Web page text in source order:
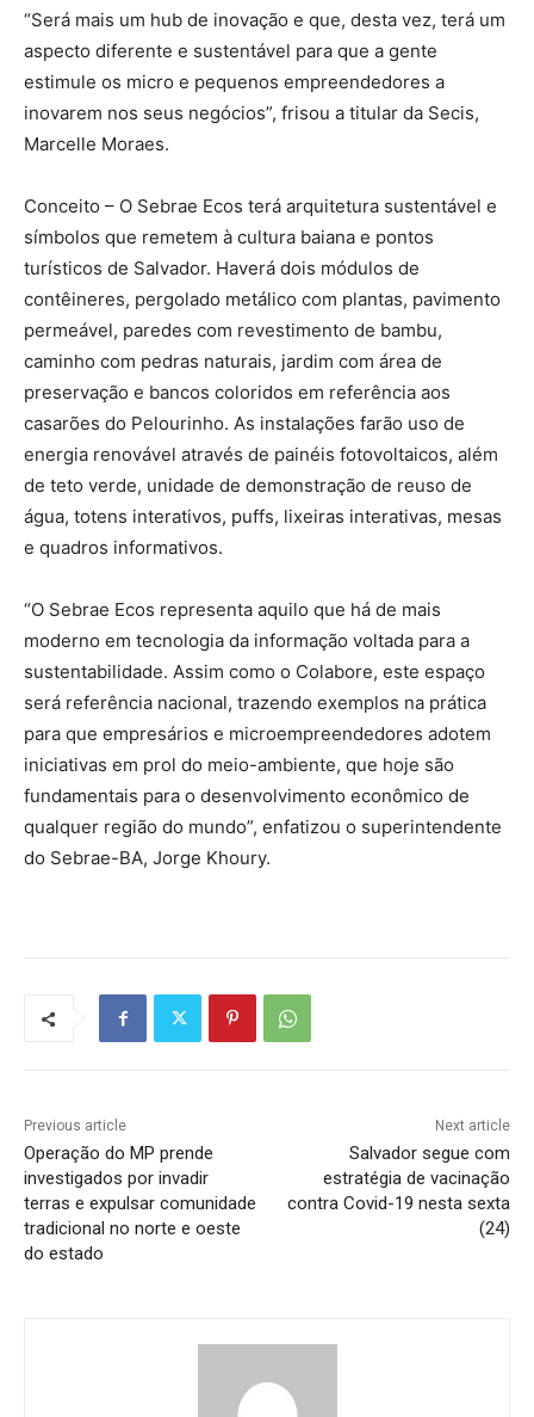
“Será mais um hub de inovação e que, desta vez, terá um
aspecto diferente e sustentável para que a gente
estimule os micro e pequenos empreendedores a
inovarem nos seus negócios”, frisou a titular da Secis,
Marcelle Moraes.
Conceito – O Sebrae Ecos terá arquitetura sustentável e
símbolos que remetem à cultura baiana e pontos
turísticos de Salvador. Haverá dois módulos de
contêineres, pergolado metálico com plantas, pavimento
permeável, paredes com revestimento de bambu,
caminho com pedras naturais, jardim com área de
preservação e bancos coloridos em referência aos
casarões do Pelourinho. As instalações farão uso de
energia renovável através de painéis fotovoltaicos, além
de teto verde, unidade de demonstração de reuso de
água, totens interativos, puffs, lixeiras interativas, mesas
e quadros informativos.
“O Sebrae Ecos representa aquilo que há de mais
moderno em tecnologia da informação voltada para a
sustentabilidade. Assim como o Colabore, este espaço
será referência nacional, trazendo exemplos na prática
para que empresários e microempreendedores adotem
iniciativas em prol do meio-ambiente, que hoje são
fundamentais para o desenvolvimento econômico de
qualquer região do mundo”, enfatizou o superintendente
do Sebrae-BA, Jorge Khoury.
Previous article
Operação do MP prende
investigados por invadir
terras e expulsar comunidade
tradicional no norte e oeste
do estado
Next article
Salvador segue com
estratégia de vacinação
contra Covid-19 nesta sexta
(24)